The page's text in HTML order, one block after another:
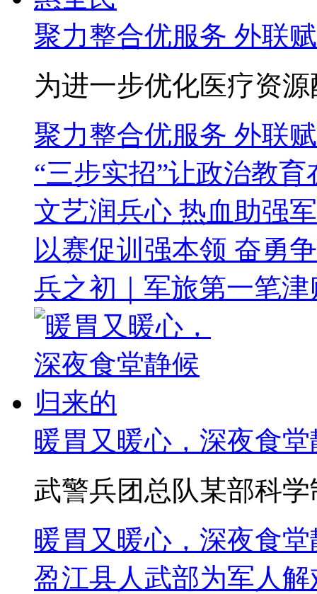
聚力整合优服务 外联
为进一步优化医疗资
聚力整合优服务 外联
“三步实招”让政治教
文艺润兵心 热血助强
以赛促训强本领 奋勇
兵之初｜军旅第一笔
暖胃又暖心，深夜食
武警兵团总队某部科
暖胃又暖心，深夜食
盈江县人武部为军人